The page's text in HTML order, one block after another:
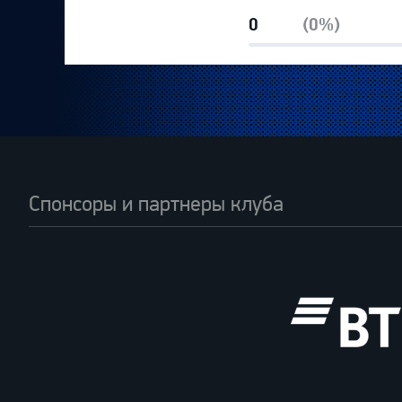
0
(0%)
Спонсоры и партнеры клуба